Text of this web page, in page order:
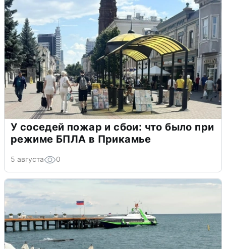
У соседей пожар и сбои: что было при
режиме БПЛА в Прикамье
5 августа 0